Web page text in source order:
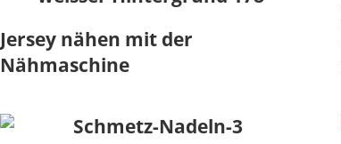
Jersey nähen mit der
Nähmaschine